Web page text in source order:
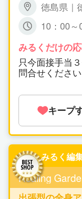
徳島県｜
10：00
すょ☆ 特
みるくだけの
只今面接手当
問合せくださ
キープ
みるく編
Healing